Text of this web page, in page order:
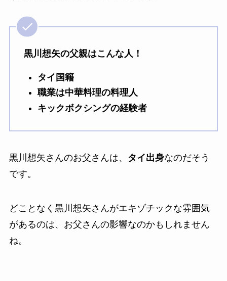
黒川想矢の父親はこんな人！
タイ国籍
職業は中華料理の料理人
キックボクシングの経験者
黒川想矢さんのお父さんは、 タイ出身なのだそう
です。
どことなく黒川想矢さんがエキゾチックな雰囲気
があるのは、お父さんの影響なのかもしれません
ね。